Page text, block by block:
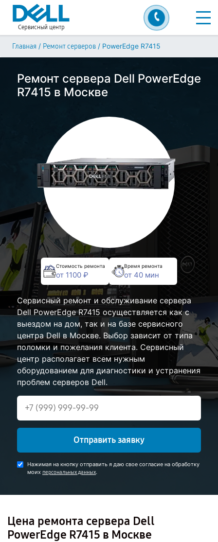
Сервисный центр
Главная / Ремонт серверов / PowerEdge R7415
Ремонт сервера Dell PowerEdge
R7415 в Москве
Стоимость ремонта
от 1100 ₽
Время ремонта
от 40 мин
Сервисный ремонт и обслуживание сервера
Dell PowerEdge R7415 осуществляется как с
выездом на дом, так и на базе сервисного
центра Dell в Москве. Выбор зависит от типа
поломки и пожелания клиента. Сервисный
центр располагает всем нужным
оборудованием для диагностики и устранения
проблем серверов Dell.
Отправить заявку
Нажимая на кнопку отправить я даю свое согласие на обработку
моих персональных данных.
Цена ремонта сервера Dell
PowerEdge R7415 в Москве